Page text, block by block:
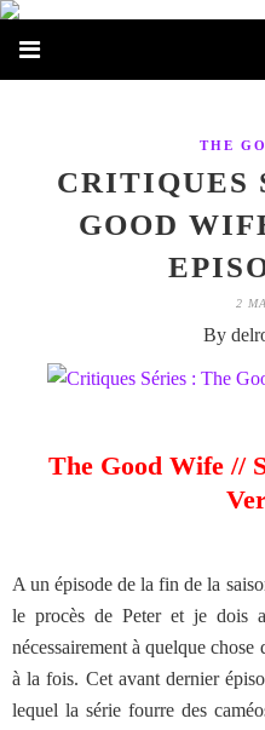
THE
CRITIQUES
GOOD
2
By
The Good Wife //
A un épisode de la fin de la
le procès de Peter et je dois
nécessairement à quelque chose
à la fois. Cet avant dernier
lequel la série fourre des